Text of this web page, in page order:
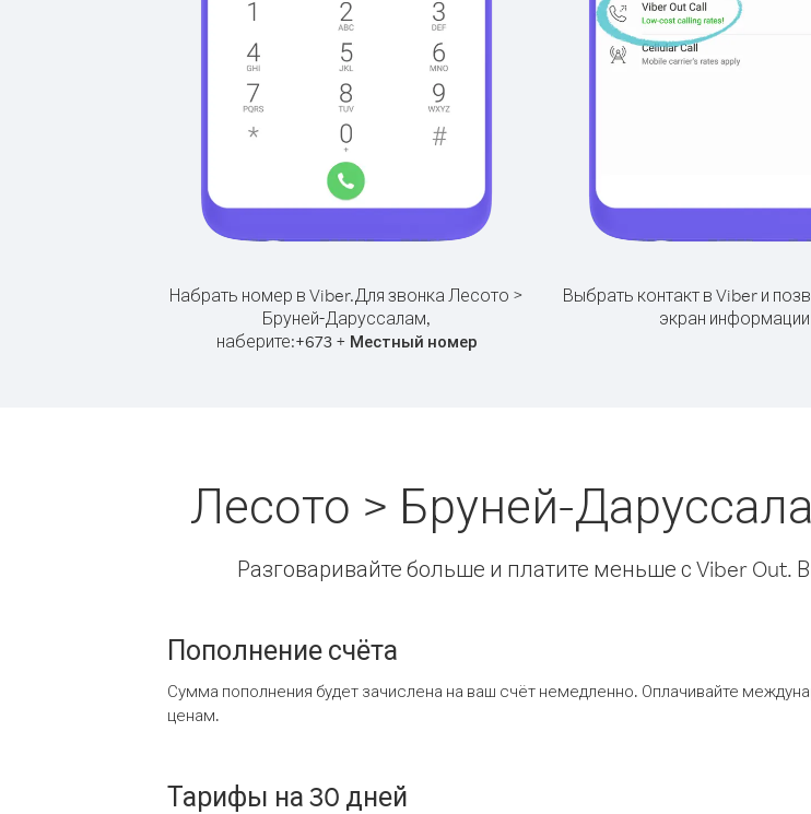
Набрать номер в Viber.Для звонка Лесото >
Бруней-Даруссалам,
наберите:+673+ Местный номер
Выбрать контакт в Viber и
экран информации
Лесото > Бруней-
Разговаривайте больше и платите меньше с Viber Out.
Пополнение счёта
Сумма пополнения будет зачислена на ваш счёт немедленно. Оплачивайте
ценам.
Тарифы на 30 дней